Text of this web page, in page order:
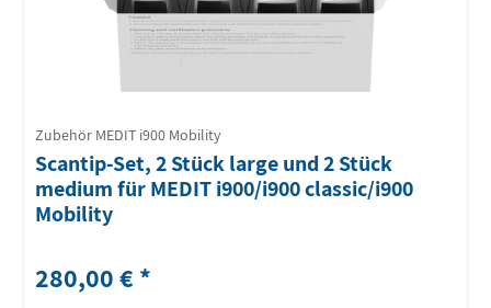
Zubehör MEDIT i900 Mobility
Scantip-Set, 2 Stück large und 2 Stück
medium für MEDIT i900/i900 classic/i900
Mobility
280,00 € *